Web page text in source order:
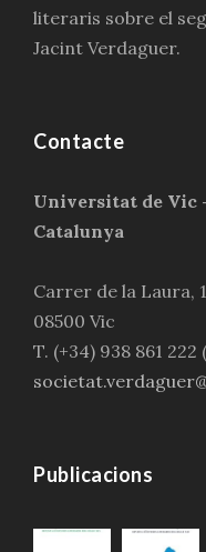
literaris sobre el
Jacint Verdaguer.
Contacte
Universitat de Vic
Catalunya
Carrer de la Laura,
08500 Vic
T. (+34) 938 861 222
Publicacions